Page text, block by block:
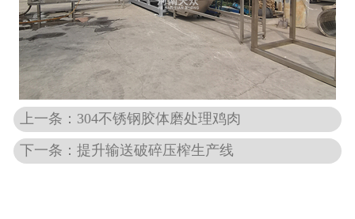
联系我们
上一条：304不锈钢胶体磨处理鸡肉
下一条：提升输送破碎压榨生产线